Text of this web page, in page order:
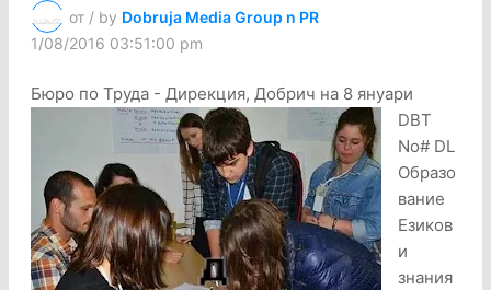
от / by Dobruja Media Group n PR
1/08/2016 03:51:00 pm
Бюро по Труда - Дирекция, Добрич на 8 януари
DBT
No# DL
Образо
вание
Езиков
и
знания